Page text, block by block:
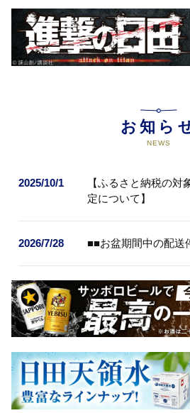
お知ら
NEWS
2025/10/1
【ふるさと納税の対
定について】
2026/7/28 ■■お盆期間中の配送